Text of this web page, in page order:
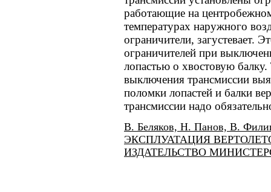
работающие на
температурах наружного
ограничители, загустевает.
ограничителей при
лопастью о хвостовую балку.
выключения трансмиссии
поломки лопастей и балки
трансмиссии надо
В. Беляков, Н. Панов, В.
ЭКСПЛУАТАЦИЯ
ИЗДАТЕЛЬСТВО